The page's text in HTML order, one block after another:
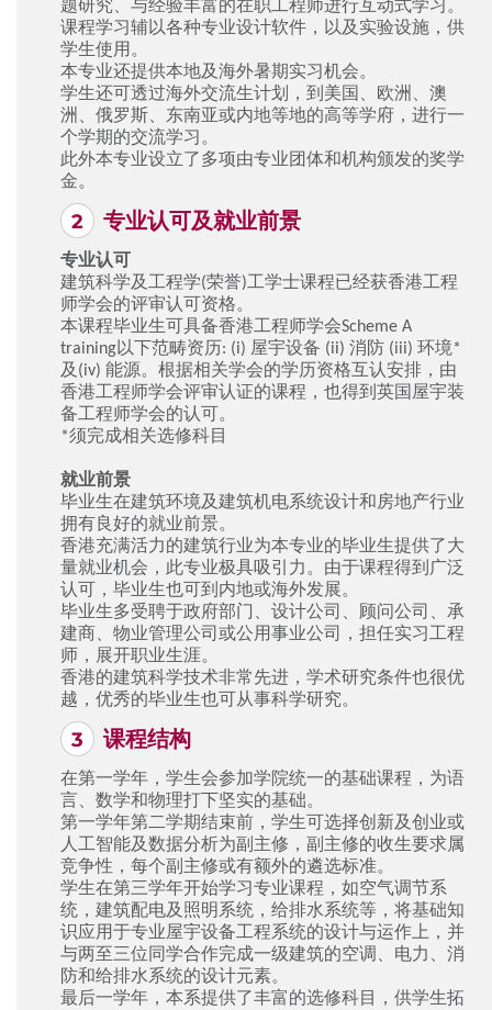
题研究、与经验丰富的在职工程师进⾏互动式学习。
课程学习辅以各种专业设计软件，以及实验设施，供
学⽣使⽤。
本专业还提供本地及海外暑期实习机会。
学⽣还可透过海外交流⽣计划，到美国、欧洲、澳
洲、俄罗斯、东南亚或内地等地的⾼等学府，进行⼀
个学期的交流学习。
此外本专业设立了多项由专业团体和机构颁发的奖学
⾦。
专业认可及就业前景
专业认可
建筑科学及工程学(荣誉)工学士课程已经获香港工程
师学会的评审认可资格。
本课程毕业生可具备香港工程师学会Scheme A
training以下范畴资历: (i) 屋宇设备 (ii) 消防 (iii) 环境*
及(iv) 能源。根据相关学会的学历资格互认安排，由
香港工程师学会评审认证的课程，也得到英国屋宇装
备工程师学会的认可。
*须完成相关选修科目
就业前景
毕业生在建筑环境及建筑机电系统设计和房地产行业
拥有良好的就业前景。
香港充满活力的建筑行业为本专业的毕业生提供了大
量就业机会，此专业极具吸引力。由于课程得到广泛
认可，毕业生也可到内地或海外发展。
毕业生多受聘于政府部门、设计公司、顾问公司、承
建商、物业管理公司或公用事业公司，担任实习工程
师，展开职业生涯。
香港的建筑科学技术非常先进，学术研究条件也很优
越，优秀的毕业生也可从事科学研究。
课程结构
在第一学年，学生会参加学院统一的基础课程，为语
言、数学和物理打下坚实的基础。
第一学年第二学期结束前，学生可选择创新及创业或
人工智能及数据分析为副主修，副主修的收生要求属
竞争性，每个副主修或有额外的遴选标准。
学生在第三学年开始学习专业课程，如空气调节系
统，建筑配电及照明系统，给排水系统等，将基础知
识应用于专业屋宇设备工程系统的设计与运作上，并
与两至三位同学合作完成一级建筑的空调、电力、消
防和给排水系统的设计元素。
最后一学年，本系提供了丰富的选修科目，供学生拓